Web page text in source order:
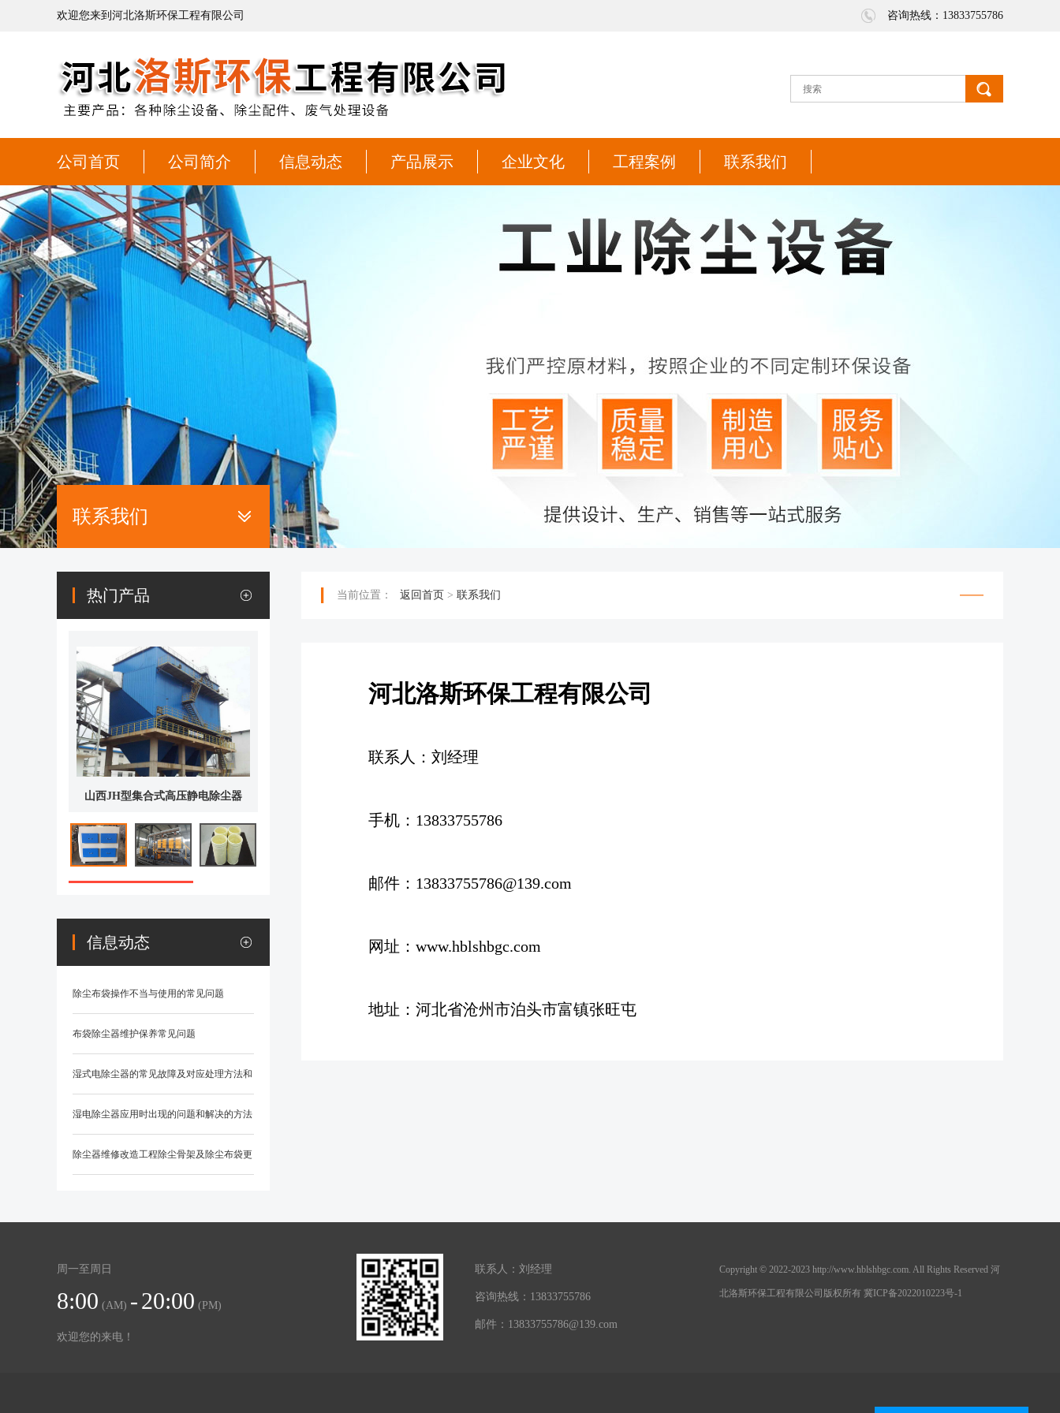
欢迎您来到河北洛斯环保工程有限公司 咨询热线：13833755786
公司首页 公司简介 信息动态 产品展示 企业文化 工程案例 联系我们
联系我们
热门产品
山西JH型集合式高压静电除尘器
信息动态
除尘布袋操作不当与使用的常见问题
布袋除尘器维护保养常见问题
湿式电除尘器的常见故障及对应处理方法和
防范措施？
湿电除尘器应用时出现的问题和解决的方法
除尘器维修改造工程除尘骨架及除尘布袋更
当前位置： 返回首页 > 联系我们
河北洛斯环保工程有限公司
联系人：刘经理
手机：13833755786
邮件：13833755786@139.com
网址：www.hblshbgc.com
地址：河北省沧州市泊头市富镇张旺屯
周一至周日
8:00 (AM) -20:00 (PM)
欢迎您的来电！
联系人：刘经理
咨询热线：13833755786
邮件：13833755786@139.com
Copyright © 2022-2023 http://www.hblshbgc.com. All Rights Reserved 河
北洛斯环保工程有限公司版权所有 冀ICP备2022010223号-1